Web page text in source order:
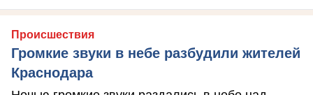
Происшествия
Громкие звуки в небе разбудили жителей
Краснодара